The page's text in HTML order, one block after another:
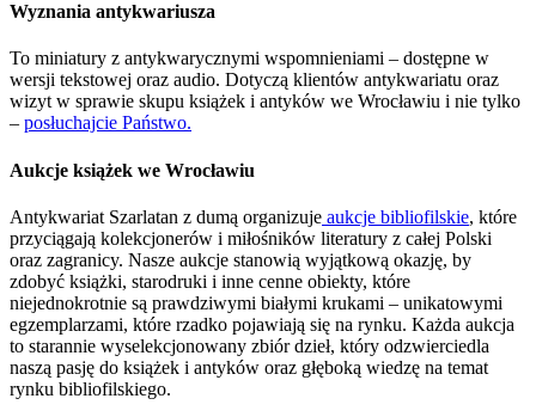
Wyznania antykwariusza
To miniatury z antykwarycznymi wspomnieniami – dostępne w
wersji tekstowej oraz audio. Dotyczą klientów antykwariatu oraz
wizyt w sprawie skupu książek i antyków we Wrocławiu i nie tylko
– posłuchajcie Państwo.
Aukcje książek we Wrocławiu
Antykwariat Szarlatan z dumą organizuje aukcje bibliofilskie, które
przyciągają kolekcjonerów i miłośników literatury z całej Polski
oraz zagranicy. Nasze aukcje stanowią wyjątkową okazję, by
zdobyć książki, starodruki i inne cenne obiekty, które
niejednokrotnie są prawdziwymi białymi krukami – unikatowymi
egzemplarzami, które rzadko pojawiają się na rynku. Każda aukcja
to starannie wyselekcjonowany zbiór dzieł, który odzwierciedla
naszą pasję do książek i antyków oraz głęboką wiedzę na temat
rynku bibliofilskiego.